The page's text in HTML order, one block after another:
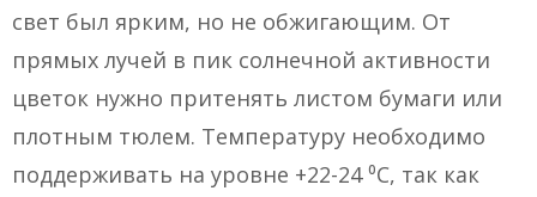
свет был ярким, но не обжигающим. От
прямых лучей в пик солнечной активности
цветок нужно притенять листом бумаги или
плотным тюлем. Температуру необходимо
поддерживать на уровне +22-24 ⁰С, так как